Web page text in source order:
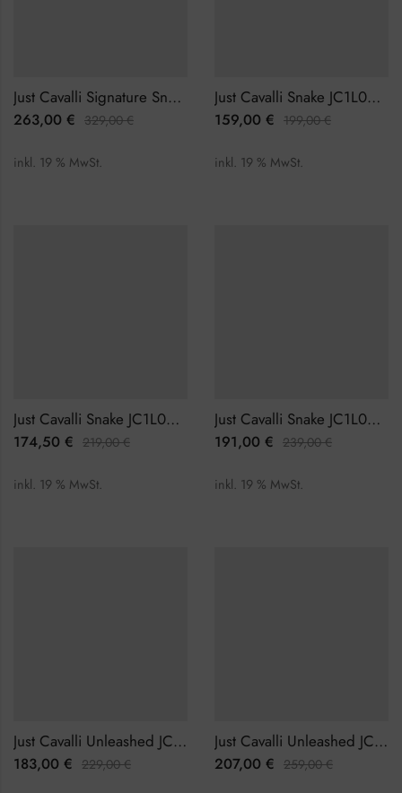
Just Cavalli Signature Snake Ravenna JC1L271M0025 Damenuhr
263,00 € 329,00€
inkl. 19 % MwSt.
Just Cavalli Snake JC1L001M0015 Damenuhr
159,00 € 199,00€
inkl. 19 % MwSt.
Just Cavalli Snake JC1L001M0035 Damenuhr
174,50 € 219,00€
inkl. 19 % MwSt.
Just Cavalli Snake JC1L001M0055 Damenuhr
191,00 € 239,00€
inkl. 19 % MwSt.
Just Cavalli Unleashed JC1L266M0015 Damenuhr
183,00 € 229,00€
Just Cavalli Unleashed JC1L266M0025 Damenuhr
207,00 € 259,00€